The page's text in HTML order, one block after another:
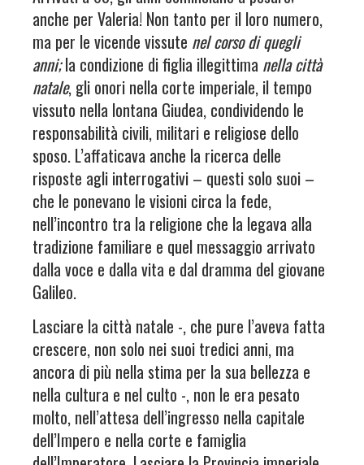
anche per Valeria! Non tanto per il loro numero,
ma per le vicende vissute nel corso di quegli
anni;la condizione di figlia illegittima nella città
natale, gli onori nella corte imperiale, il tempo
vissuto nella lontana Giudea, condividendo le
responsabilità civili, militari e religiose dello
sposo. L’affaticava anche la ricerca delle
risposte agli interrogativi – questi solo suoi –
che le ponevano le visioni circa la fede,
nell’incontro tra la religione che la legava alla
tradizione familiare e quel messaggio arrivato
dalla voce e dalla vita e dal dramma del giovane
Galileo.
Lasciare la città natale -, che pure l’aveva fatta
crescere, non solo nei suoi tredici anni, ma
ancora di più nella stima per la sua bellezza e
nella cultura e nel culto -, non le era pesato
molto, nell’attesa dell’ingresso nella capitale
dell’Impero e nella corte e famiglia